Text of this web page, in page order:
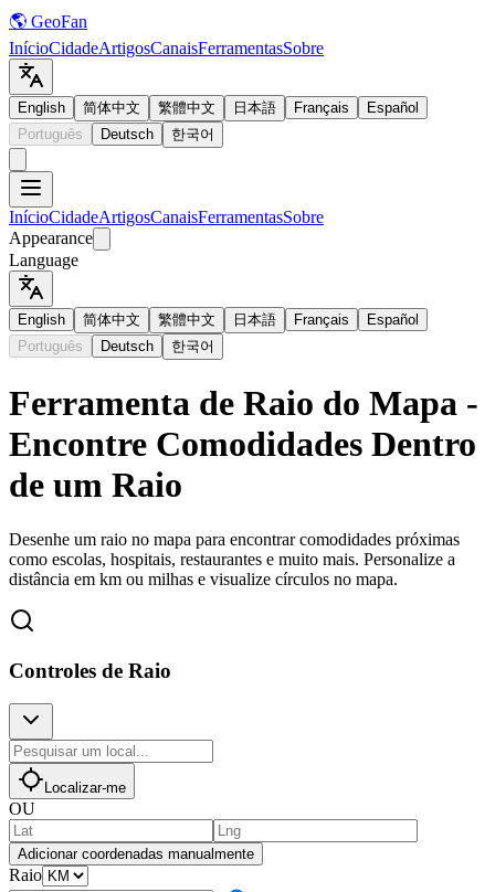
🌎 GeoFan
InícioCidadeArtigosCanaisFerramentasSobre
English 简体中文 繁體中文 日本語 Français
Español
Português
Deutsch 한국어
InícioCidadeArtigosCanaisFerramentasSobre
Appearance
Language
English 简体中文 繁體中文 日本語 Français
Español
Português
Deutsch 한국어
Ferramenta de Raio do Mapa -
Encontre Comodidades Dentro
de um Raio
Desenhe um raio no mapa para encontrar comodidades próximas
como escolas, hospitais, restaurantes e muito mais. Personalize a
distância em km ou milhas e visualize círculos no mapa.
Controles de Raio
Localizar-me
OU
Adicionar coordenadas manualmente
Raio